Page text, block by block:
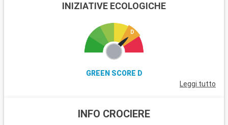
INIZIATIVE ECOLOGICHE
GREEN SCORE D
Leggi tutto
INFO CROCIERE